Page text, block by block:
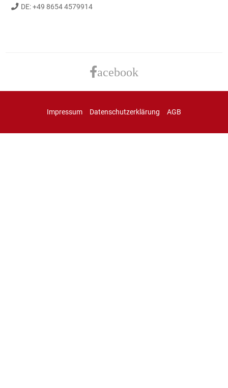
DE: +49 8654 4579914
acebook
Impressum Datenschutzerklärung AGB